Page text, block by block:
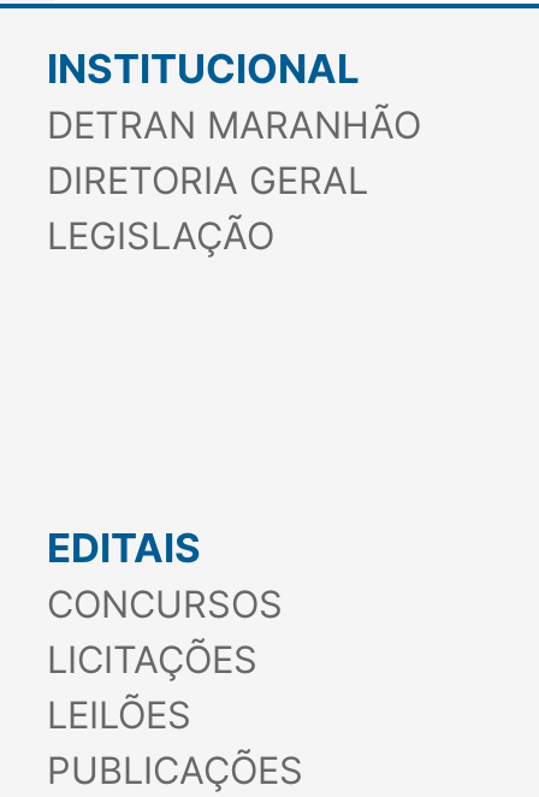
INSTITUCIONAL
DETRAN MARANHÃO
DIRETORIA GERAL
LEGISLAÇÃO
EDITAIS
CONCURSOS
LICITAÇÕES
LEILÕES
PUBLICAÇÕES